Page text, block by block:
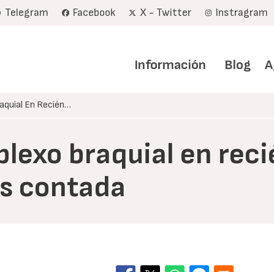
Telegram Facebook X - Twitter Instragram
Información Blog
En Recién…
braquial en
contada